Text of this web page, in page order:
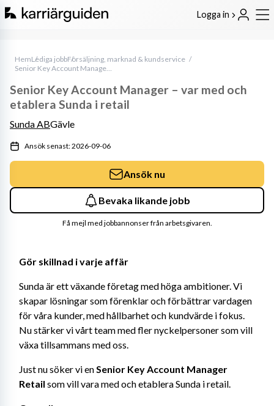
Logga in
HemLediga jobbFörsäljning, marknad & kundservice
Senior Key Account Manager – var med och etablera Sunda i retail
Gör skillnad i varje affär
Sunda är ett växande företag med höga ambitioner. Vi
skapar lösningar som förenklar och förbättrar vardagen
för våra kunder, med hållbarhet och kundvärde i fokus.
Nu stärker vi vårt team med fler nyckelpersoner som vill
växa tillsammans med oss.
Just nu söker vi en Senior Key Account Manager
Retail som vill vara med och etablera Sunda i retail.
Senior Key Account Manager – var med och
etablera Sunda i retail
Sunda ABGävle
Ansök senast: 2026-09-06
Ansök nu
Bevaka likande jobb
Få mejl med jobbannonser från arbetsgivaren.